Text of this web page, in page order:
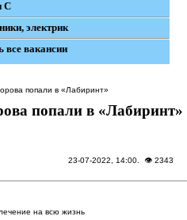
С
электрик
все вакансии
попали в «Лабиринт»
23-07-2022, 14:00. 👁 2343